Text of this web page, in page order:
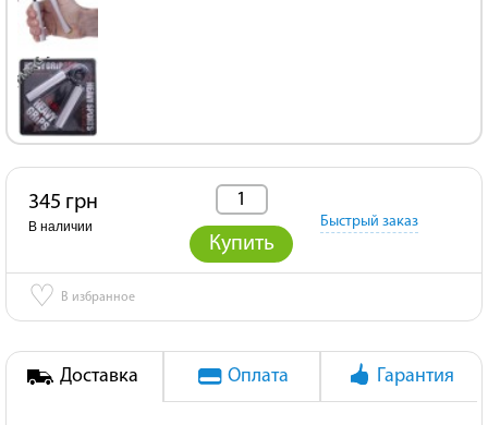
345 грн
В наличии
Купить
Быстрый заказ
♡ В избранное
Доставка Оплата Гарантия